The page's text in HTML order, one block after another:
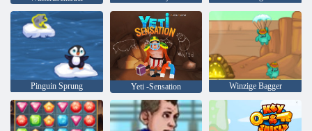
Pinguin Sprung Yeti -Sensation Winzige Bagger